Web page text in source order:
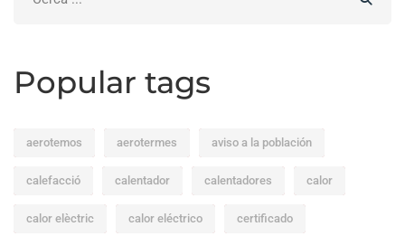
Popular tags
aerotemos aerotermes aviso a la población
calefacció calentador calentadores calor
calor elèctric calor eléctrico certificado